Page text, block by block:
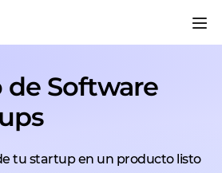
asistido por IA
de Software
tu startup en un producto listo